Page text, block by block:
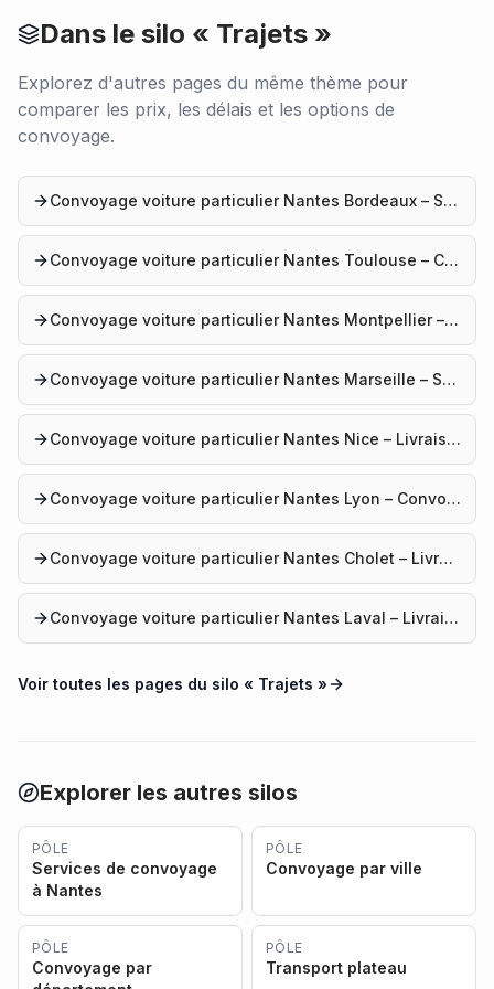
Dans le silo « Trajets »
Explorez d'autres pages du même thème pour
comparer les prix, les délais et les options de
convoyage.
Convoyage voiture particulier Nantes Bordeaux – Service professionnel
Convoyage voiture particulier Nantes Toulouse – Convoyage automobile
Convoyage voiture particulier Nantes Montpellier – Livraison véhicule
Convoyage voiture particulier Nantes Marseille – Service convoyage
Convoyage voiture particulier Nantes Nice – Livraison voiture
Convoyage voiture particulier Nantes Lyon – Convoyage auto
Convoyage voiture particulier Nantes Cholet – Livraison véhicule
Convoyage voiture particulier Nantes Laval – Livraison voiture
Voir toutes les pages du silo « Trajets »
Explorer les autres silos
PÔLE
Services de convoyage
à Nantes
PÔLE
Convoyage par ville
PÔLE
Convoyage par
PÔLE
Transport plateau